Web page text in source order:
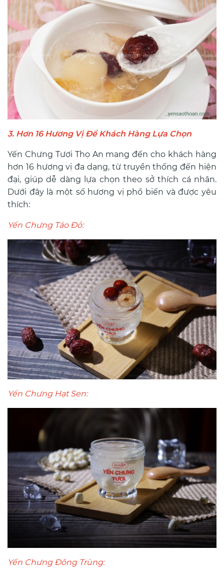
3. Hơn 16 Hương Vị Để Khách Hàng Lựa Chọn
Yến Chưng Tươi Thọ An mang đến cho khách hàng
hơn 16 hương vị đa dạng, từ truyền thống đến hiện
đại, giúp dễ dàng lựa chọn theo sở thích cá nhân.
Dưới đây là một số hương vị phổ biến và được yêu
thích:
Yến Chưng Táo Đỏ:
Yến Chưng Hạt Sen:
Yến Chưng Đông Trùng: